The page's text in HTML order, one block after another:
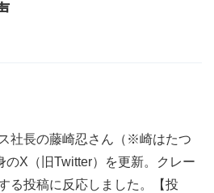
社長の藤崎忍さん（※崎はたつ
のX（旧Twitter）を更新。クレー
る投稿に反応しました。【投